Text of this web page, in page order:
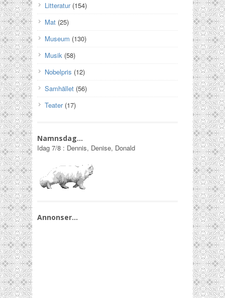
Litteratur(154)
Mat (25)
Museum (130)
Musik (58)
Nobelpris (12)
Samhället (56)
Teater(17)
Namnsdag…
Idag 7/8 : Dennis, Denise, Donald
Annonser…